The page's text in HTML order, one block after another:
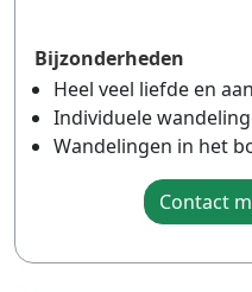
Bijzonderheden
Heel veel liefde en
Individuele
Wandelingen in het
Contact